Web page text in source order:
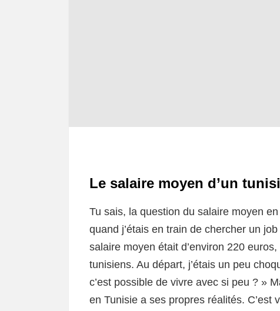
Le salaire moyen d’un
Tu sais, la question du salaire moyen
quand j’étais en train de chercher un
salaire moyen était d’environ 220
tunisiens. Au départ, j’étais un peu
c’est possible de vivre avec si peu ? »
en Tunisie a ses propres réalités. C’est